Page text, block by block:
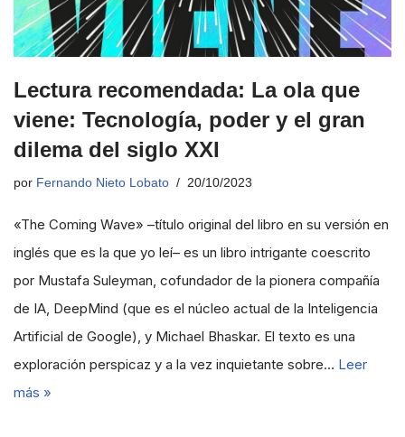
Lectura recomendada: La ola que
viene: Tecnología, poder y el gran
dilema del siglo XXI
por Fernando Nieto Lobato 20/10/2023
«The Coming Wave» –título original del libro en su versión en
inglés que es la que yo leí– es un libro intrigante coescrito
por Mustafa Suleyman, cofundador de la pionera compañía
de IA, DeepMind (que es el núcleo actual de la Inteligencia
Artificial de Google), y Michael Bhaskar. El texto es una
exploración perspicaz y a la vez inquietante sobre… Leer
más »